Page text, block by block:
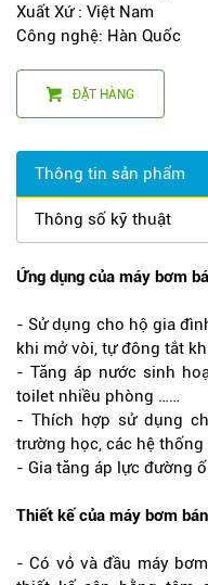
Xuất Xứ : Việt Nam
Công nghệ: Hàn Quốc
ĐẶT HÀNG
Thông tin sản phẩm
Thông số kỹ thuật
Ứng dụng của máy bơm
- Sử dụng cho hộ gia
khi mở vòi, tự đông tắt
- Tăng áp nước sinh
toilet nhiều phòng ……
- Thích hợp sử dụng
trường học, các hệ
- Gia tăng áp lực đường
Thiết kế của máy bơm
- Có vỏ và đầu máy